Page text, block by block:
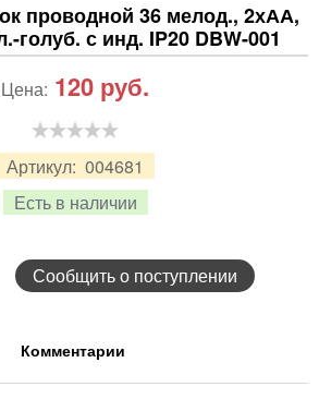
проводной 36 мелод., 2хАА,
голуб. с инд. IP20 DBW-001
Артикул: 004681
Есть в наличии
Цена: 120 руб.
Сообщить о поступлении
Комментарии